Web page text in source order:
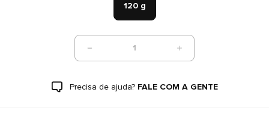
120 g
1
Precisa de ajuda? FALE COM A GENTE